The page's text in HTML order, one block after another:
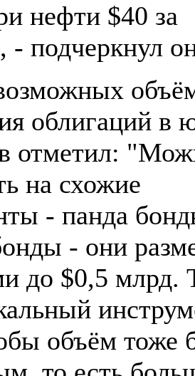
нефти $40 за
- подчеркнул
облигаций в
отметил:
на схожие
- панда
- они
до $0,5 млрд.
объём тоже